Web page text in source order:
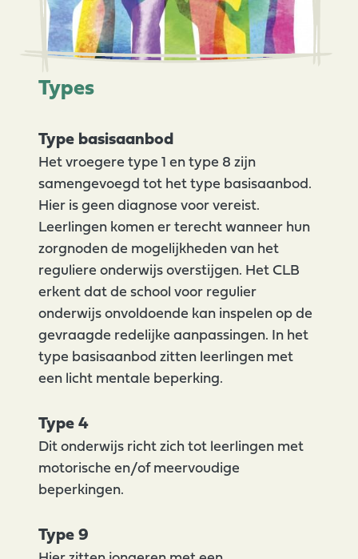
Types
Type basisaanbod
Het vroegere type 1 en type 8 zijn
samengevoegd tot het type basisaanbod.
Hier is geen diagnose voor vereist.
Leerlingen komen er terecht wanneer hun
zorgnoden de mogelijkheden van het
reguliere onderwijs overstijgen. Het CLB
erkent dat de school voor regulier
onderwijs onvoldoende kan inspelen op de
gevraagde redelijke aanpassingen. In het
type basisaanbod zitten leerlingen met
een licht mentale beperking.
Type 4
Dit onderwijs richt zich tot leerlingen met
motorische en/of meervoudige
beperkingen.
Type 9